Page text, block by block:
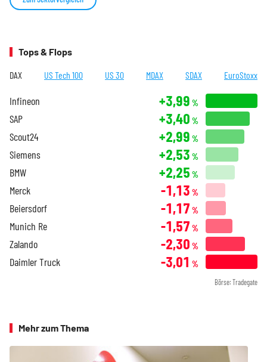
Tops & Flops
DAX US Tech 100 US 30 MDAX SDAX EuroStoxx
Infineon +3,99 %
SAP +3,40 %
Scout24 +2,99 %
Siemens +2,53 %
BMW +2,25 %
Merck -1,13 %
Beiersdorf -1,17 %
Munich Re -1,57 %
Zalando -2,30 %
Daimler Truck -3,01 %
Börse: Tradegate
Mehr zum Thema